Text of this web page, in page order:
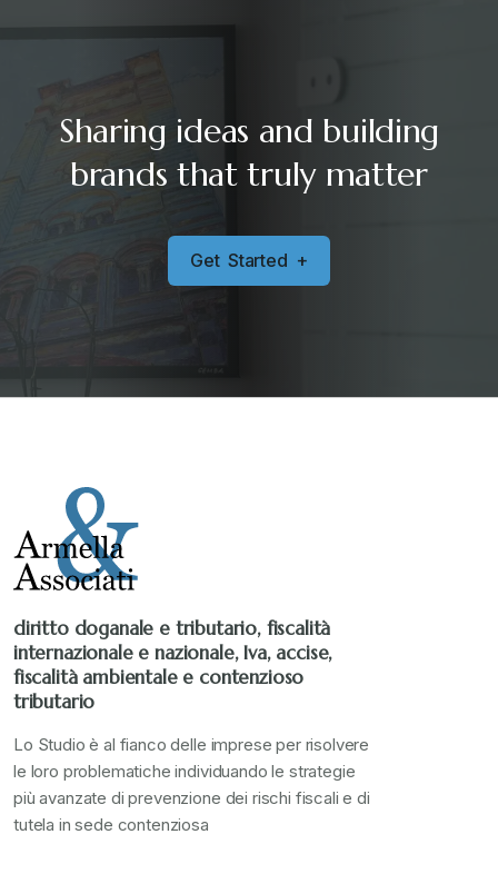
Sharing ideas and building
brands that truly matter
Get Started +
diritto doganale e tributario, fiscalità
internazionale e nazionale, Iva, accise,
fiscalità ambientale e contenzioso
tributario
Lo Studio è al fianco delle imprese per risolvere
le loro problematiche individuando le strategie
più avanzate di prevenzione dei rischi fiscali e di
tutela in sede contenziosa